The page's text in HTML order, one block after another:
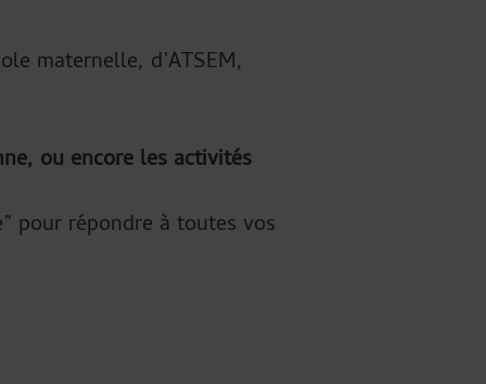
maternelle, d’ATSEM,
ou encore les activités
pour répondre à toutes vos